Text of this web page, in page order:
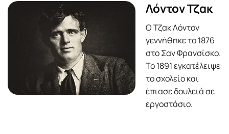
Λόντον Τζακ
O Τζακ Λόντον
γεννήθηκε το 1876
στο Σαν Φρανσίσκο.
Το 1891 εγκατέλειψε
το σχολείο και
έπιασε δουλειά σε
εργοστάσιο.